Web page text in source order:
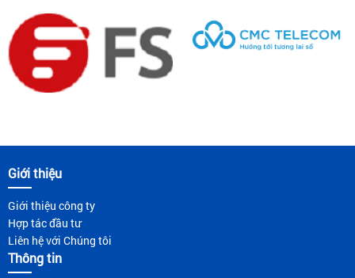
Giới thiệu
Giới thiệu công ty
Hợp tác đầu tư
Liên hệ với Chúng tôi
Thông tin